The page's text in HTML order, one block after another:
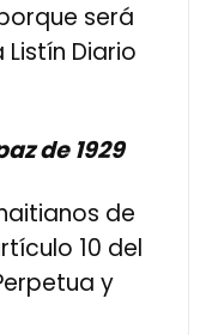
será
Diario
de 1929
de
10 del
y